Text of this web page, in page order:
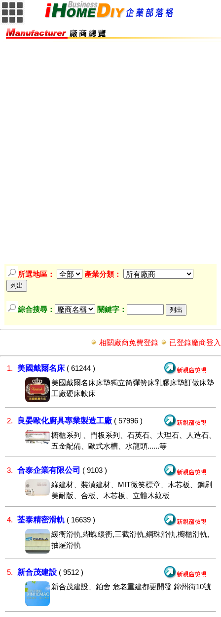
所選地區： 產業分類：
綜合搜尋： 關鍵字：
相關廠商免費登錄 已登錄廠商登入
1. 美國戴爾名床( 61244 )
美國戴爾名床床墊獨立筒彈簧床乳膠床墊訂做床墊
工廠硬床軟床
2. 良晏歐化廚具專業製造工廠 ( 57996 )
櫥櫃系列 、門板系列、石英石、大理石、人造石、
五金配備、歐式水槽、水龍頭......等
3. 合泰企業有限公司 ( 9103 )
綠建材、裝潢建材、MIT微笑標章、木芯板、鋼刷
美耐版、合板、木芯板、立體木紋板
4. 荃泰精密滑軌 ( 16639 )
緩衝滑軌,蝴蝶緩衝,三截滑軌,鋼珠滑軌,櫥櫃滑軌,
抽屜滑軌
5. 新合茂建設 ( 9512 )
新合茂建設、鉑舍 危老重建都更開發 錦州街10號